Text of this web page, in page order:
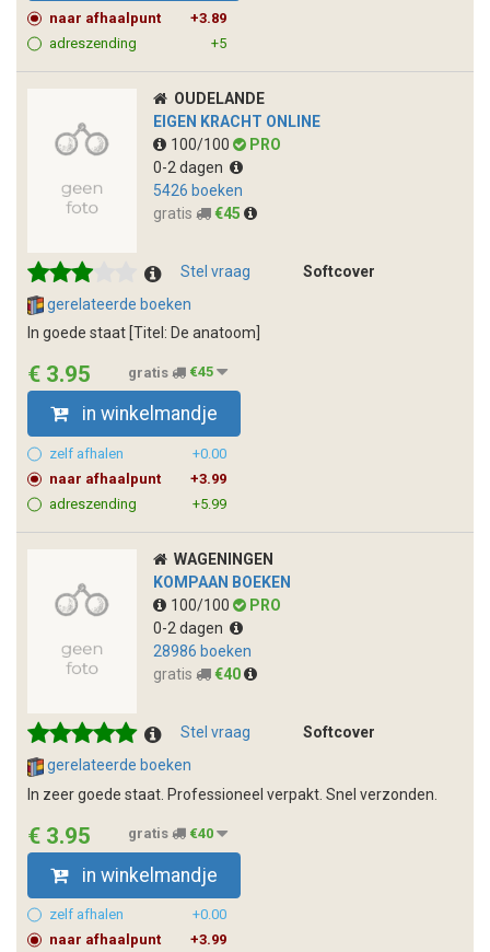
naar afhaalpunt
+3.89
adreszending
+5
OUDELANDE
EIGEN KRACHT ONLINE
100/100
PRO
0-2 dagen
5426 boeken
gratis
€45
Stel vraag
Softcover
gerelateerde boeken
In goede staat [Titel: De anatoom]
€ 3.95 gratis €45
in winkelmandje
zelf afhalen
+0.00
naar afhaalpunt
+3.99
adreszending
+5.99
WAGENINGEN
KOMPAAN BOEKEN
100/100
PRO
0-2 dagen
28986 boeken
gratis
€40
Stel vraag
Softcover
gerelateerde boeken
In zeer goede staat. Professioneel verpakt. Snel verzonden.
€ 3.95 gratis €40
in winkelmandje
zelf afhalen
+0.00
naar afhaalpunt
+3.99